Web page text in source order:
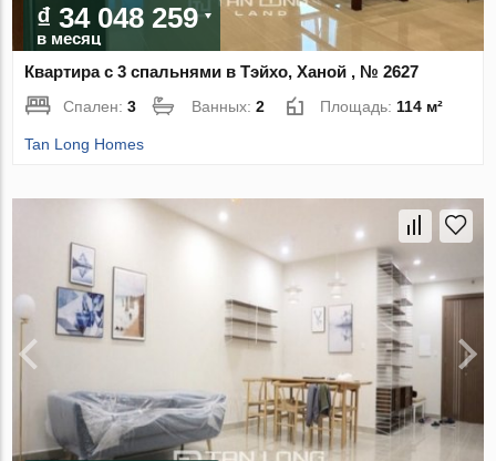
₫ 34 048 259
в месяц
Квартира с 3 спальнями в Тэйхо, Ханой , № 2627
Спален:3 Ванных:2 Площадь: 114 м²
Tan Long Homes